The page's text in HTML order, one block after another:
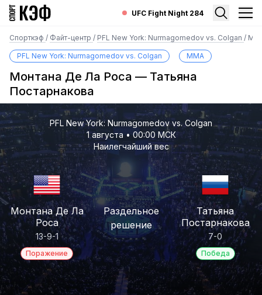
UFC Fight Night 284
Спорткэф / Файт-центр / PFL New York: Nurmagomedov vs. Colgan /
PFL New York: Nurmagomedov vs. Colgan MMA
Монтана Де Ла Роса — Татьяна
Постарнакова
PFL New York: Nurmagomedov vs. Colgan
1 августа • 00:00 МСК
Наилегчайший вес
Монтана Де Ла
Роса
13-9-1
Поражение
Раздельное
решение
Татьяна
Постарнакова
7-0
Победа